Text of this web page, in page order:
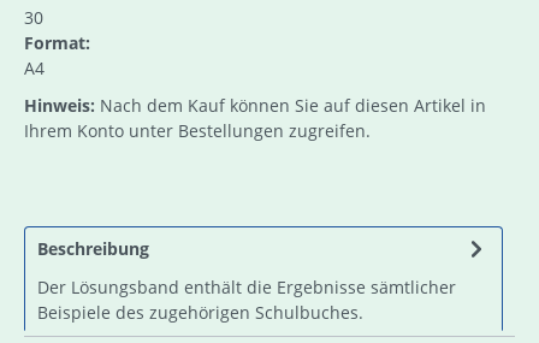
30
Format:
A4
Hinweis: Nach dem Kauf können Sie auf diesen Artikel in
Ihrem Konto unter Bestellungen zugreifen.
Beschreibung
Der Lösungsband enthält die Ergebnisse sämtlicher
Beispiele des zugehörigen Schulbuches.